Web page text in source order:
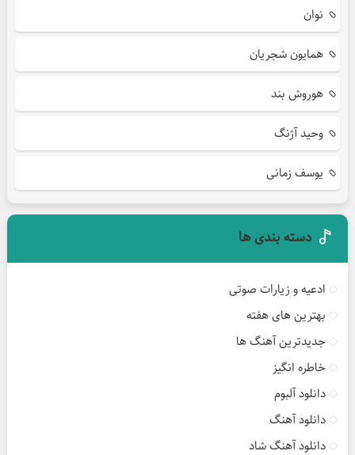
نوان
همایون شجریان
هوروش بند
وحید آژنگ
یوسف زمانی
دسته بندی ها
ادعیه و زیارات صوتی
بهترین های هفته
جدیدترین آهنگ ها
خاطره انگیز
دانلود آلبوم
دانلود آهنگ
دانلود آهنگ شاد